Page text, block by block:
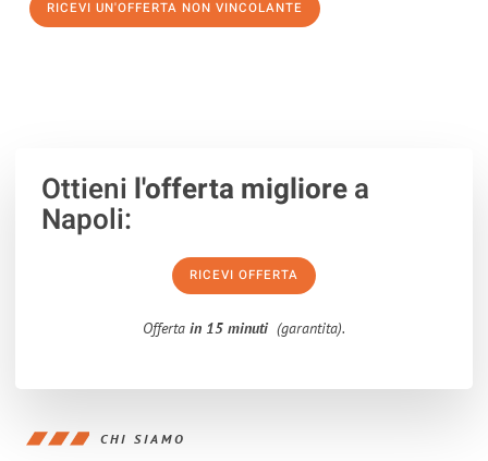
RICEVI UN'OFFERTA NON VINCOLANTE
Ottieni l'offerta migliorea
Napoli:
RICEVI OFFERTA
Offerta in 15 minuti (garantita).
CHI SIAMO